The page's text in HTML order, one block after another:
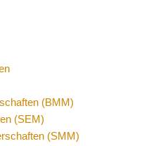
(BMM)
(SEM)
(SMM)